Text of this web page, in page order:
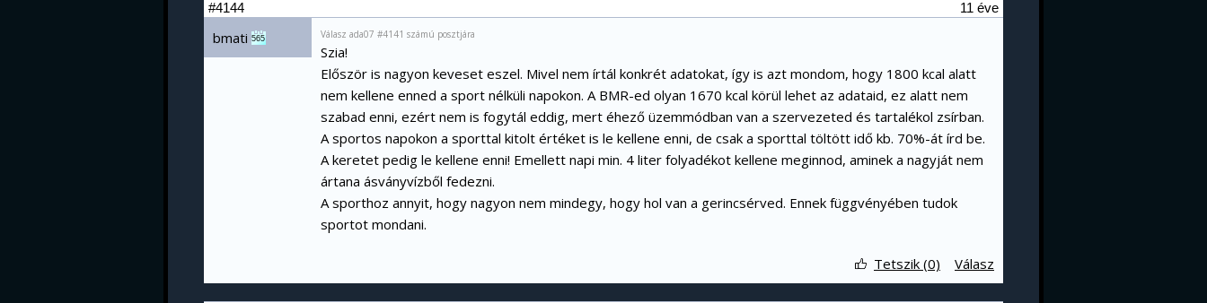
11 éve
#4144
bmati 565 Válasz ada07 #4141 számú posztjára
Szia!
Először is nagyon keveset eszel. Mivel nem írtál konkrét adatokat, így is azt mondom, hogy 1800 kcal alatt
nem kellene enned a sport nélküli napokon. A BMR-ed olyan 1670 kcal körül lehet az adataid, ez alatt nem
szabad enni, ezért nem is fogytál eddig, mert éhező üzemmódban van a szervezeted és tartalékol zsírban.
A sportos napokon a sporttal kitolt értéket is le kellene enni, de csak a sporttal töltött idő kb. 70%-át írd be.
A keretet pedig le kellene enni! Emellett napi min. 4 liter folyadékot kellene meginnod, aminek a nagyját nem
ártana ásványvízből fedezni.
A sporthoz annyit, hogy nagyon nem mindegy, hogy hol van a gerincsérved. Ennek függvényében tudok
sportot mondani.
Válasz
Tetszik (0)